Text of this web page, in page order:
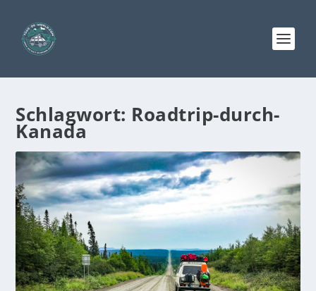
Schlagwort: Roadtrip-durch-
Kanada